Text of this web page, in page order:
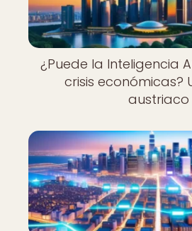
¿Puede la Inteligencia
crisis económicas?
austriaco